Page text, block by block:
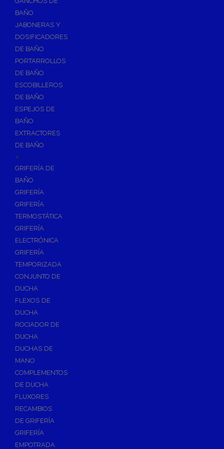
Accesorios y Grupos Contra Incendios
Calderas y estufas de biomasa
Sistemas de Energía Solar Térmica
Estructuras de soporte
Sistemas de Aerotermia
Sistemas de Energía Solar Fotovoltaica
Paneles
Inversores
Baterías
Estructuras
Fontanería
Aislamientos para Tuberías
Accesorios para Instalación de Gas
Válvulas para Gas
Accesorios y Repuestos de Gas
Baterias y Contadores
Bombas
Bombas Sumergibles
Bombas de Drenaje y Residual
Bombas de Superficies Horizontal y Vertical
Desagües
Válvulas de Desagüe
Válvulas para Platos de Ducha y Bañeras
Sifones
Sumideros y Botes Sifónicos
Accesorios para Desagüe
Flotadores y Boyas
BAÑO
JABONERAS Y
DOSIFICADORES
DE BAÑO
PORTARROLLOS
DE BAÑO
ESCOBILLEROS
DE BAÑO
ESPEJOS DE
BAÑO
EXTRACTORES
DE BAÑO
+
GRIFERÍA DE
BAÑO
GRIFERÍA
GRIFERÍA
TERMOSTÁTICA
GRIFERÍA
ELECTRÓNICA
GRIFERÍA
TEMPORIZADA
CONJUNTO DE
DUCHA
FLEXOS DE
DUCHA
ROCIADOR DE
DUCHA
DUCHAS DE
MANO
COMPLEMENTOS
DE DUCHA
FLUXORES
RECAMBIOS
DE GRIFERÍA
GRIFERÍA
EMPOTRADA